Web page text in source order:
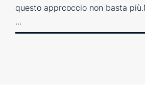
questo apprcoccio non basta
...